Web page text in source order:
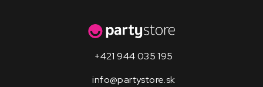
+421 944 035 195
info@partystore.sk